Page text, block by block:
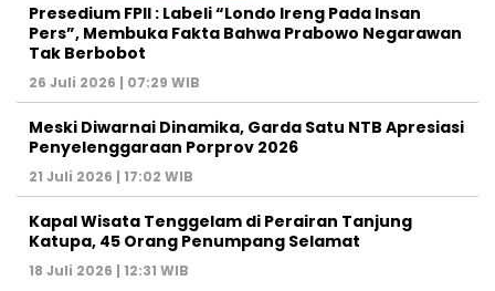
Presedium FPII : Labeli “Londo Ireng Pada Insan
Pers”, Membuka Fakta Bahwa Prabowo Negarawan
Tak Berbobot
26 Juli 2026 | 07:29 WIB
Meski Diwarnai Dinamika, Garda Satu NTB Apresiasi
Penyelenggaraan Porprov 2026 ‎
21 Juli 2026 | 17:02 WIB
Kapal Wisata Tenggelam di Perairan Tanjung
Katupa, 45 Orang Penumpang Selamat
18 Juli 2026 | 12:31 WIB